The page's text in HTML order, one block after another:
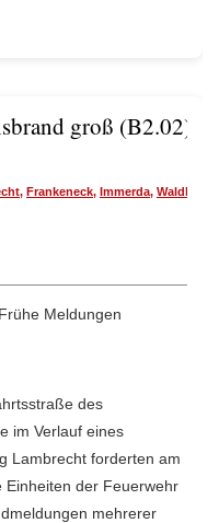
groß (B2.02)
, Frankeneck, Immerda, Waldbrand
Meldungen
des
im Verlauf eines
Lambrecht forderten am
Einheiten der Feuerwehr
mehrerer